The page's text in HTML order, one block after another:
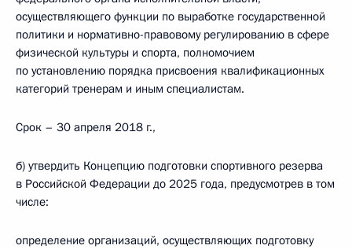
осуществляющего функции по выработке государственной
политики и нормативно-правовому регулированию в сфере
физической культуры и спорта, полномочием
по установлению порядка присвоения квалификационных
категорий тренерам и иным специалистам.
Срок – 30 апреля 2018 г.,
б) утвердить Концепцию подготовки спортивного резерва
в Российской Федерации до 2025 года, предусмотрев в том
числе:
определение организаций, осуществляющих подготовку